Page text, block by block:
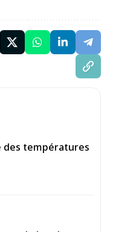
des températures